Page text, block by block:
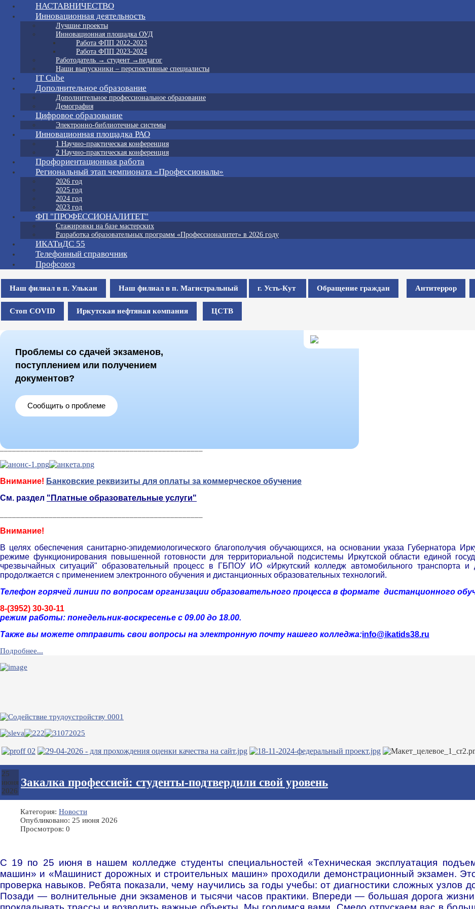
НАСТАВНИЧЕСТВО
Инновационная деятельность
Лучшие проекты
Инновационная площадка ОУД
Работа ФПП 2022-2023
Работа ФПП 2023-2024
Работодатель → студент →педагог
Наши выпускники – перспективные специалисты
IT Cube
Дополнительное образование
Дополнительное профессиональное образование
Демография
Цифровое образование
Электронно-библиотечные системы
Инновационная площадка РАО
1 Научно-практическая конференция
2 Научно-практическая конференция
Профориентационная работа
Региональный этап чемпионата «Профессионалы»
2026 год
2025 год
2024 год
2023 год
ФП "ПРОФЕССИОНАЛИТЕТ"
Стажировки на базе мастерских
Разработка образовательных программ «Профессионалитет» в 2026 году
ИКАТиДС 55
Телефонный справочник
Профсоюз
Наш филиал в п. Улькан Наш филиал в п. Магистральный г. Усть-Кут Обращение граждан Антитеррор
Стоп COVID Иркутская нефтяная компания ЦСТВ
Проблемы со сдачей экзаменов,
поступлением или получением
документов?
Сообщить о проблеме
__________________________________________________
Внимание! Банковские реквизиты для оплаты за коммерческое обучение
См. раздел "Платные образовательные услуги"
Внимание!
В целях обеспечения санитарно-эпидемиологического благополучия обучающихся, на основании указа Губернатора
режиме функционирования повышенной готовности для территориальной подсистемы Иркутской области единой
чрезвычайных ситуаций" образовательный процесс в ГБПОУ ИО «Иркутский колледж автомобильного транспорта и
продолжается с применением электронного обучения и дистанционных образовательных технологий.
Телефон горячей линии по вопросам организации образовательного процесса в формате дистанционного
8-(3952) 30-30-11
режим работы: понедельник-воскресенье с 09.00 до 18.00.
Также вы можете отправить свои вопросы на электронную почту нашего колледжа:info@ikatids38.ru
Подробнее...
25
июня
2026
Закалка профессией: студенты-подтвердили свой уровень
Категория: Новости
Опубликовано: 25 июня 2026
Просмотров: 0
С 19 по 25 июня в нашем колледже студенты специальностей «Техническая эксплуатация
машин» и «Машинист дорожных и строительных машин» проходили демонстрационный экзамен.
проверка навыков. Ребята показали, чему научились за годы учебы: от диагностики сложных узлов
Позади — волнительные дни экзаменов и тысячи часов практики. Впереди — большая дорога